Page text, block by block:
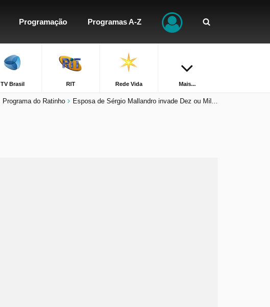
Programação Programas A-Z
TV Brasil RIT Rede Vida Mais...
Programa do Ratinho Esposa de Sérgio Mallandro invade Dez ou Mil...